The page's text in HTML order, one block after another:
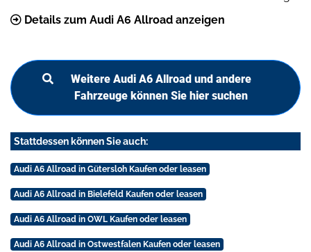
Details zum Audi A6 Allroad anzeigen
Weitere Audi A6 Allroad und andere
Fahrzeuge können Sie hier suchen
Stattdessen können Sie auch:
Audi A6 Allroad in Gütersloh Kaufen oder leasen
Audi A6 Allroad in Bielefeld Kaufen oder leasen
Audi A6 Allroad in OWL Kaufen oder leasen
Audi A6 Allroad in Ostwestfalen Kaufen oder leasen